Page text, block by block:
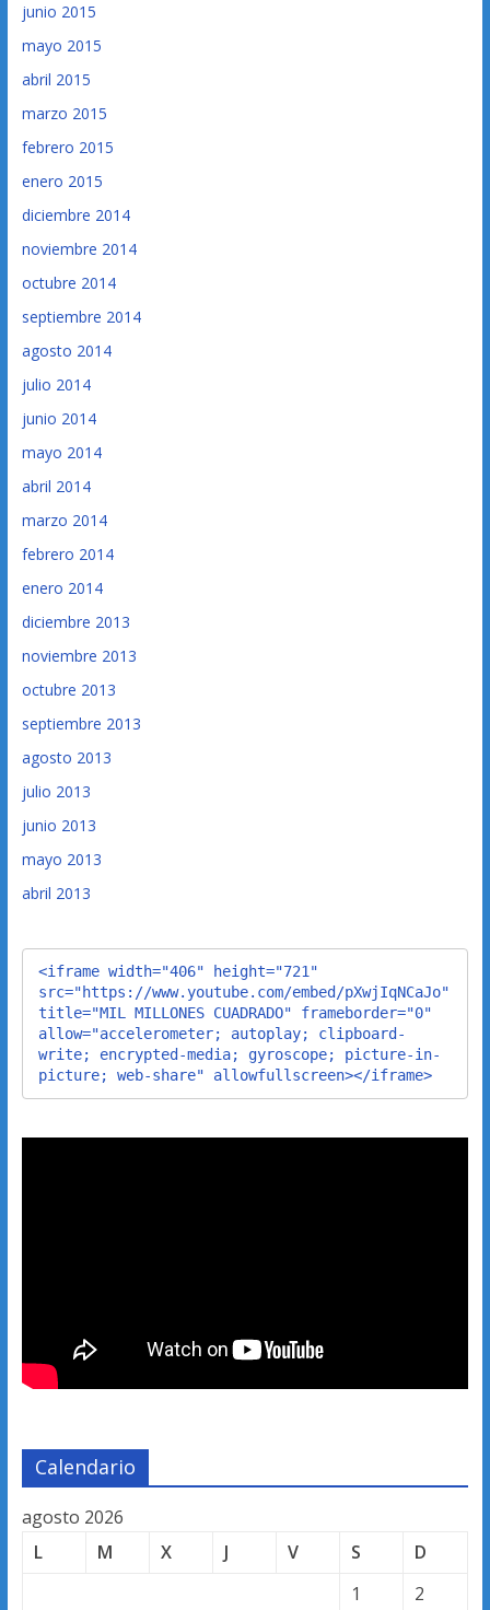
junio 2015
mayo 2015
abril 2015
marzo 2015
febrero 2015
enero 2015
diciembre 2014
noviembre 2014
octubre 2014
septiembre 2014
agosto 2014
julio 2014
junio 2014
mayo 2014
abril 2014
marzo 2014
febrero 2014
enero 2014
diciembre 2013
noviembre 2013
octubre 2013
septiembre 2013
agosto 2013
julio 2013
junio 2013
mayo 2013
abril 2013
<iframe width="406" height="721"
src="https://www.youtube.com/embed/pXwjIqNCaJo"
title="MIL MILLONES CUADRADO" frameborder="0"
allow="accelerometer; autoplay; clipboard-
write; encrypted-media; gyroscope; picture-in-
picture; web-share" allowfullscreen></iframe>
Calendario
agosto 2026
L
M X J V S
D
1
2